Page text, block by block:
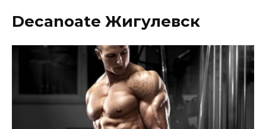
Decanoate Жигулевск